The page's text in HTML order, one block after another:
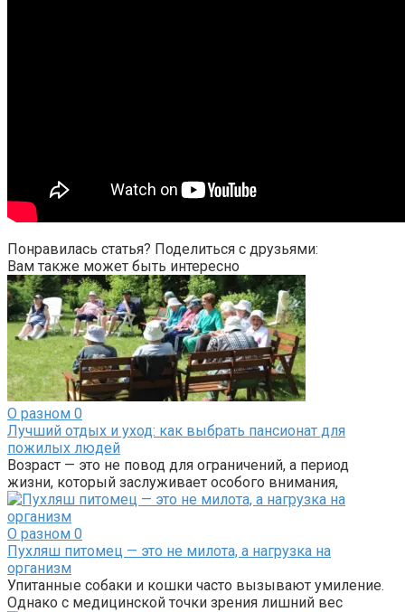
Понравилась статья? Поделиться с друзьями:
Вам также может быть интересно
О разном 0
Лучший отдых и уход: как выбрать пансионат для
пожилых людей
Возраст — это не повод для ограничений, а период
жизни, который заслуживает особого внимания,
О разном 0
Пухляш питомец — это не милота, а нагрузка на
организм
Упитанные собаки и кошки часто вызывают умиление.
Однако с медицинской точки зрения лишний вес